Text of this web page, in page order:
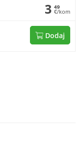
3 49
€/kom
Dodaj